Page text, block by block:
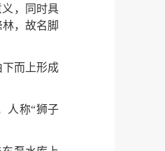
，同时具
，故名脚
而上形成
人称“狮子